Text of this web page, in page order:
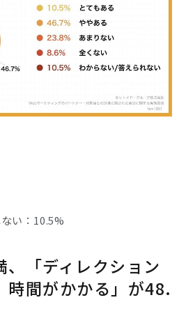
い：10.5%
、「ディレクション
時間がかかる」が48.